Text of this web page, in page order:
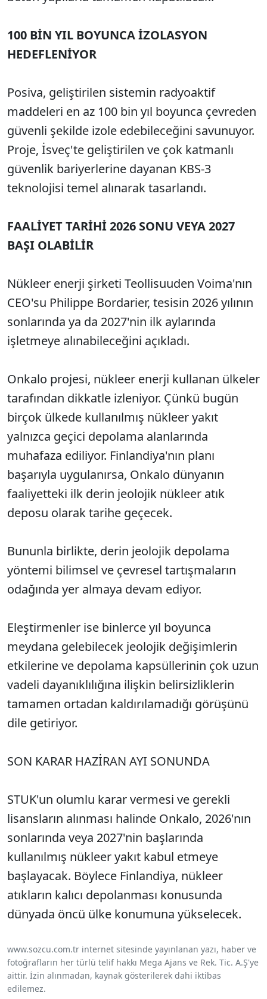
100 BİN YIL BOYUNCA İZOLASYON
HEDEFLENİYOR
Posiva, geliştirilen sistemin radyoaktif
maddeleri en az 100 bin yıl boyunca çevreden
güvenli şekilde izole edebileceğini savunuyor.
Proje, İsveç'te geliştirilen ve çok katmanlı
güvenlik bariyerlerine dayanan KBS-3
teknolojisi temel alınarak tasarlandı.
FAALİYET TARİHİ 2026 SONU VEYA 2027
BAŞI OLABİLİR
Nükleer enerji şirketi Teollisuuden Voima'nın
CEO'su Philippe Bordarier, tesisin 2026 yılının
sonlarında ya da 2027'nin ilk aylarında
işletmeye alınabileceğini açıkladı.
Onkalo projesi, nükleer enerji kullanan ülkeler
tarafından dikkatle izleniyor. Çünkü bugün
birçok ülkede kullanılmış nükleer yakıt
yalnızca geçici depolama alanlarında
muhafaza ediliyor. Finlandiya'nın planı
başarıyla uygulanırsa, Onkalo dünyanın
faaliyetteki ilk derin jeolojik nükleer atık
deposu olarak tarihe geçecek.
Bununla birlikte, derin jeolojik depolama
yöntemi bilimsel ve çevresel tartışmaların
odağında yer almaya devam ediyor.
Eleştirmenler ise binlerce yıl boyunca
meydana gelebilecek jeolojik değişimlerin
etkilerine ve depolama kapsüllerinin çok uzun
vadeli dayanıklılığına ilişkin belirsizliklerin
tamamen ortadan kaldırılamadığı görüşünü
dile getiriyor.
SON KARAR HAZİRAN AYI SONUNDA
STUK'un olumlu karar vermesi ve gerekli
lisansların alınması halinde Onkalo, 2026'nın
sonlarında veya 2027'nin başlarında
kullanılmış nükleer yakıt kabul etmeye
başlayacak. Böylece Finlandiya, nükleer
atıkların kalıcı depolanması konusunda
dünyada öncü ülke konumuna yükselecek.
www.sozcu.com.tr internet sitesinde yayınlanan yazı, haber ve
fotoğrafların her türlü telif hakkı Mega Ajans ve Rek. Tic. A.Ş'ye
aittir. İzin alınmadan, kaynak gösterilerek dahi iktibas
edilemez.